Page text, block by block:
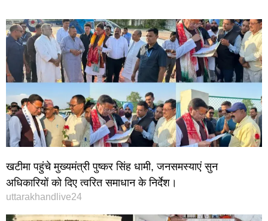
खटीमा पहुंचे मुख्यमंत्री पुष्कर सिंह धामी, जनसमस्याएं सुन
अधिकारियों को दिए त्वरित समाधान के निर्देश।
uttarakhandlive24